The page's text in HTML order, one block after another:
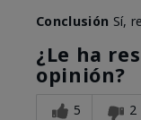
Conclusión Sí,
¿Le ha
opinión?
5 2